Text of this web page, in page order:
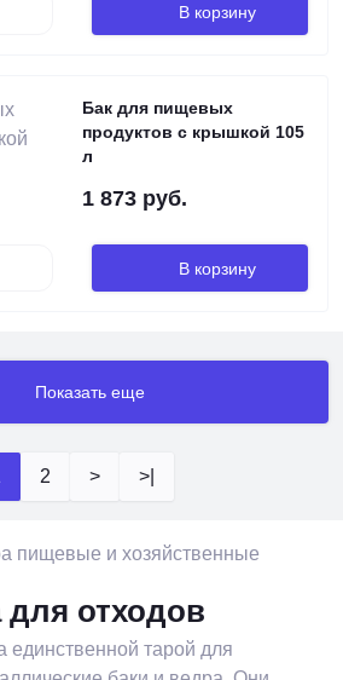
В корзину
Бак для пищевых
продуктов с крышкой 105
л
1 873 руб.
В корзину
Показать еще
2 > >|
для отходов
единственной тарой для